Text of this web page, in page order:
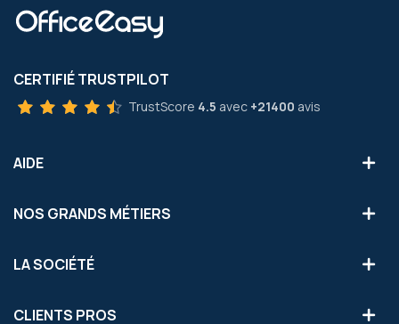
CERTIFIÉ TRUSTPILOT
TrustScore 4.5 avec +21400 avis
AIDE
NOS GRANDS MÉTIERS
LA SOCIÉTÉ
CLIENTS PROS